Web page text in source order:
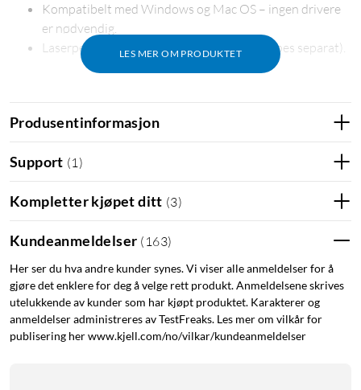
LES MER OM PRODUKTET
Kompatibelt med Windows og Mac OS – ingen drivere
er nødvendig.
Laserpekeren drives av 1x AAA-batteri (kjøpes separat).
Produsentinformasjon
Support (1 )
Kompletter kjøpet ditt (3)
Kundeanmeldelser ( 163)
Her ser du hva andre kunder synes. Vi viser alle anmeldelser for å
gjøre det enklere for deg å velge rett produkt. Anmeldelsene skrives
utelukkende av kunder som har kjøpt produktet. Karakterer og
anmeldelser administreres av TestFreaks. Les mer om vilkår for
publisering her www.kjell.com/no/vilkar/kundeanmeldelser